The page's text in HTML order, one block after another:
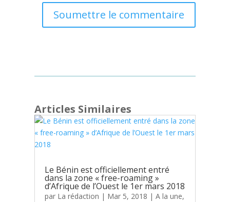
Soumettre le commentaire
Articles Similaires
Le Bénin est officiellement entré
dans la zone « free-roaming »
d’Afrique de l’Ouest le 1er mars 2018
par La rédaction | Mar 5, 2018 |A la une,